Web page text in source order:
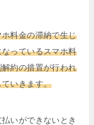
料金の滞納で生じ
っているスマホ料
約の措置が行われ
いきます。
いができないとき